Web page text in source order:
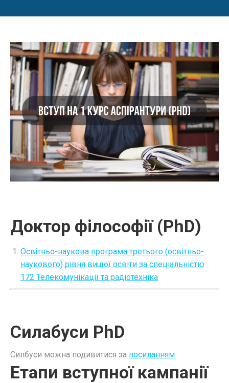
Доктор філософії (PhD)
Освітньо-наукова програма третього (освітньо-
наукового) рівня вищої освіти за спеціальністю
172 Телекомунікації та радіотехніка
Силабуси PhD
Силбуси можна подивитися за посиланням
Етапи вступної кампанії